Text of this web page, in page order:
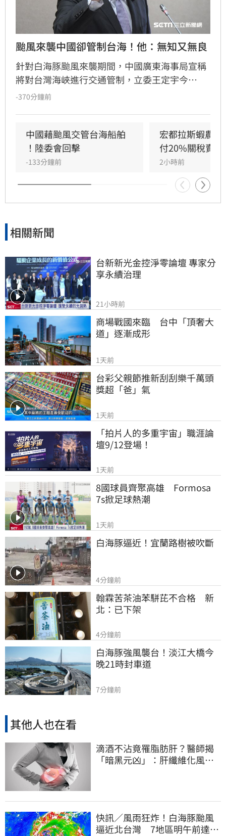
颱風來襲中國卻管制台海！他：無知又無良
針對白海豚颱風來襲期間，中國廣東海事局宣稱
將對台灣海峽進行交通管制，立委王定宇今
（8）日嚴詞批評，直指中國政府此舉既無知又
方，更藐視國際規範。他強調，中國人民處於水
深火熱，政府卻忙於政治操作。王定宇感嘆，中
國作為大國卻缺乏基本素質，並再次提醒「誰跟
-370分鐘前
中國藉颱風交管台海船舶
！陸委會回擊
-133分鐘前
宏都拉斯蝦農
付20%關稅賣台
2小時前
相關新聞
台新新光金控淨零論壇 專家分
享永續治理
21小時前
商場戰國來臨　台中「頂奢大
道」逐漸成形
1天前
台彩父親節推新刮刮樂千萬頭
獎超「爸」氣
1天前
「拍片人的多重宇宙」職涯論
壇9/12登場！
1天前
8國球員齊聚高雄　Formosa
7s掀足球熱潮
1天前
白海豚逼近！宜蘭路樹被吹斷
4分鐘前
翰霖苦茶油苯駢芘不合格　新
北：已下架
4分鐘前
白海豚強風襲台！淡江大橋今
晚21時封車道
7分鐘前
其他人也在看
滴酒不沾竟罹脂肪肝？醫師揭
「暗黑元凶」：肝纖維化風險
快訊／風雨狂炸！白海豚颱風
逼近北台灣 7地區明午前達停